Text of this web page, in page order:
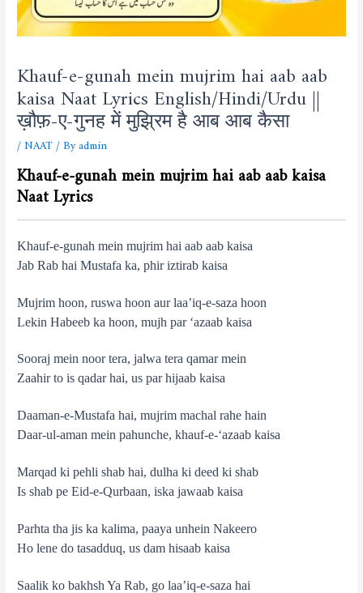
Khauf-e-gunah mein mujrim hai aab aab
kaisa Naat Lyrics English/Hindi/Urdu ||
ख़ौफ़-ए-गुनह में मुझ्रिम है आब आब कैसा
/NAAT/ Byadmin
Khauf-e-gunah mein mujrim hai aab aab kaisa
Naat Lyrics
Khauf-e-gunah mein mujrim hai aab aab kaisa
Jab Rab hai Mustafa ka, phir iztirab kaisa
Mujrim hoon, ruswa hoon aur laa’iq-e-saza hoon
Lekin Habeeb ka hoon, mujh par ‘azaab kaisa
Sooraj mein noor tera, jalwa tera qamar mein
Zaahir to is qadar hai, us par hijaab kaisa
Daaman-e-Mustafa hai, mujrim machal rahe hain
Daar-ul-aman mein pahunche, khauf-e-‘azaab kaisa
Marqad ki pehli shab hai, dulha ki deed ki shab
Is shab pe Eid-e-Qurbaan, iska jawaab kaisa
Parhta tha jis ka kalima, paaya unhein Nakeero
Ho lene do tasadduq, us dam hisaab kaisa
Saalik ko bakhsh Ya Rab, go laa’iq-e-saza hai